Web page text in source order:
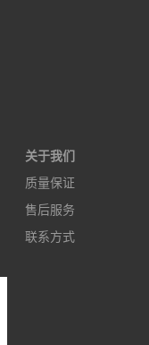
关于我们
质量保证
售后服务
联系方式